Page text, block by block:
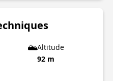
Altitude
92 m